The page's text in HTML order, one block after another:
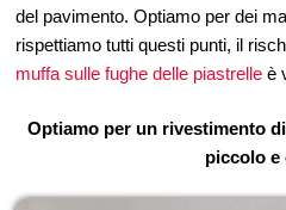
del pavimento. Optiamo per dei
rispettiamo tutti questi punti, il
muffa sulle fughe delle piastrelle è
Optiamo per un rivestimento
piccolo e